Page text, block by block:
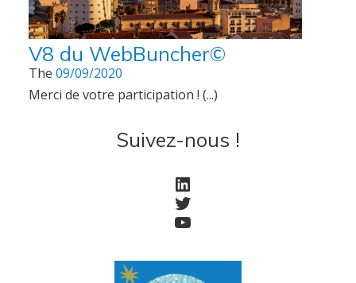
V8 du WebBuncher©
The 09/09/2020
Merci de votre participation ! (...)
Suivez-nous !
LinkedIn
Twitter
YouTube